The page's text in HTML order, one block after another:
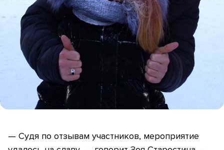
— Судя по отзывам участников, мероприятие